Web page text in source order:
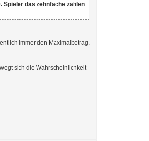
Spieler das zehnfache zahlen
immer den Maximalbetrag.
sich die Wahrscheinlichkeit